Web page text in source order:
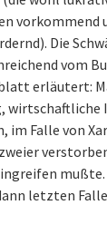
vorkommend
Die
vom
erläutert:
wirtschaftliche
im Falle von
letzten